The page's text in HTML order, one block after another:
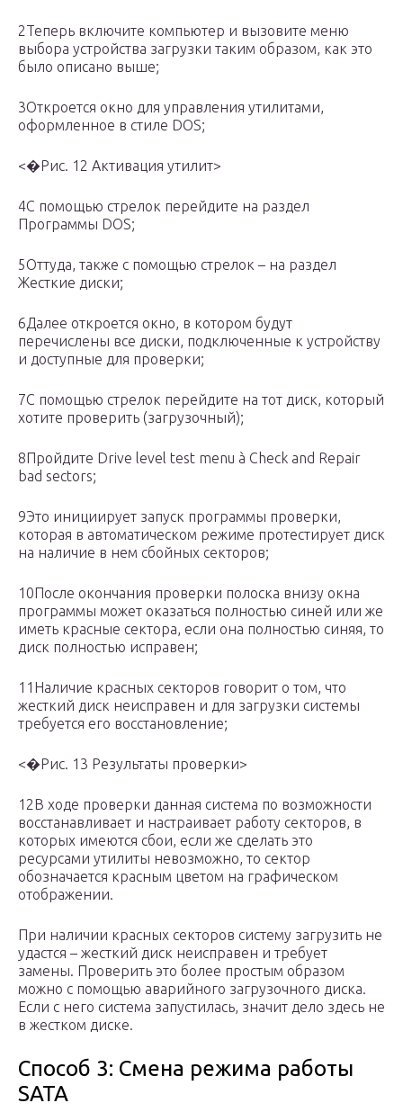
2Теперь включите компьютер и вызовите меню
выбора устройства загрузки таким образом, как это
было описано выше;
3Откроется окно для управления утилитами,
оформленное в стиле DOS;
<�Рис. 12 Активация утилит>
4С помощью стрелок перейдите на раздел
Программы DOS;
5Оттуда, также с помощью стрелок – на раздел
Жесткие диски;
6Далее откроется окно, в котором будут
перечислены все диски, подключенные к устройству
и доступные для проверки;
7С помощью стрелок перейдите на тот диск, который
хотите проверить (загрузочный);
8Пройдите Drive level test menu à Check and Repair
bad sectors;
9Это инициирует запуск программы проверки,
которая в автоматическом режиме протестирует диск
на наличие в нем сбойных секторов;
10После окончания проверки полоска внизу окна
программы может оказаться полностью синей или же
иметь красные сектора, если она полностью синяя, то
диск полностью исправен;
11Наличие красных секторов говорит о том, что
жесткий диск неисправен и для загрузки системы
требуется его восстановление;
<�Рис. 13 Результаты проверки>
12В ходе проверки данная система по возможности
восстанавливает и настраивает работу секторов, в
которых имеются сбои, если же сделать это
ресурсами утилиты невозможно, то сектор
обозначается красным цветом на графическом
отображении.
При наличии красных секторов систему загрузить не
удастся – жесткий диск неисправен и требует
замены. Проверить это более простым образом
можно с помощью аварийного загрузочного диска.
Если с него система запустилась, значит дело здесь не
в жестком диске.
Способ 3: Смена режима работы
SATA